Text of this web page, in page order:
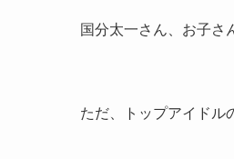
国分太一さん、お子さ
ただ、トップアイドル